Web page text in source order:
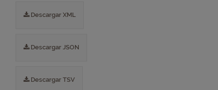
Descargar XML
Descargar JSON
Descargar TSV